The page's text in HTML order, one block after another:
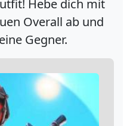
Hebe dich mit
Overall ab und
Gegner.